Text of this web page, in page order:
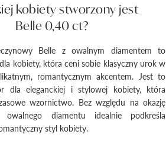
kobiety stworzony jest
Belle 0,40 ct?
Belle z owalnym diamentem to
kobiety, która ceni sobie klasyczny urok w
romantycznym akcentem. Jest to
dla eleganckiej i stylowej kobiety, która
wzornictwo. Bez względu na okazję
owalnego diamentu idealnie podkreśla
styl kobiety.